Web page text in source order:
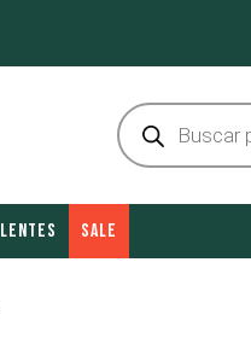
Búsqueda
de
productos
LENTES SALE